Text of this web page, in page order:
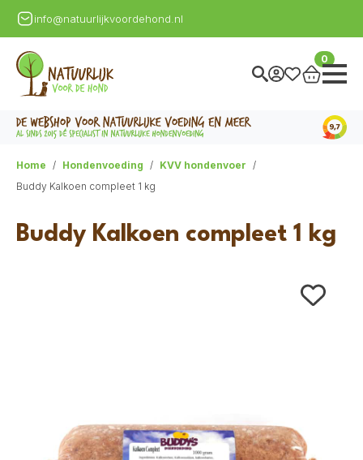
info@natuurlijkvoordehond.nl
0
Home Hondenvoeding
KVV hondenvoer
Buddy Kalkoen compleet 1 kg
Buddy Kalkoen compleet 1 kg